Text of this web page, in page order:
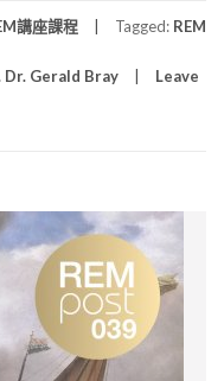
講座課程 Tagged: REM
Dr. Gerald Bray Leave